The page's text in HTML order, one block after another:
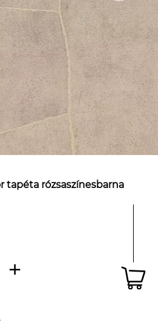
tapéta rózsaszínesbarna